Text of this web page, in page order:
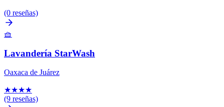
(0 reseñas)
🧺
Lavandería StarWash
Oaxaca de Juárez
★★★★
(9 reseñas)